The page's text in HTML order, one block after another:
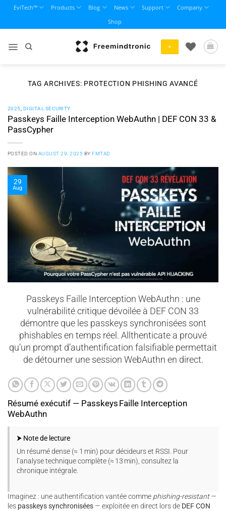
content
EviTech™ Products Blog News Support
Company
Shop
+
TAG ARCHIVES: PROTECTION PHISHING AVANCÉ
2025 DIGITAL SECURITY
Passkeys Faille Interception WebAuthn | DEF CON 33 &
PassCypher
POSTED ON AUGUST 29, 2025 BYFMTAD
29
Aug
Passkeys Faille Interception WebAuthn : une
vulnérabilité critique dévoilée à DEF CON 33
démontre que les passkeys synchronisées sont
phishables en temps réel. Allthenticate a prouvé
qu’un prompt d’authentification falsifiable permettait
de détourner une session WebAuthn en direct.
Résumé exécutif — Passkeys Faille Interception
WebAuthn
⮞ Note de lecture
Un résumé dense (≈ 1 min) pour décideurs et RSSI. Pour
l’analyse technique complète (≈ 13 min), consultez la
chronique intégrale.
Imaginez : une authentification vantée comme phishing-resistant—
les passkeys synchronisées — exploitée en direct lors de DEF CON